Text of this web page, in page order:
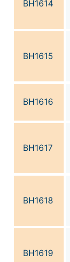
BH1614
BH1615
BH1616
BH1617
BH1618
BH1619